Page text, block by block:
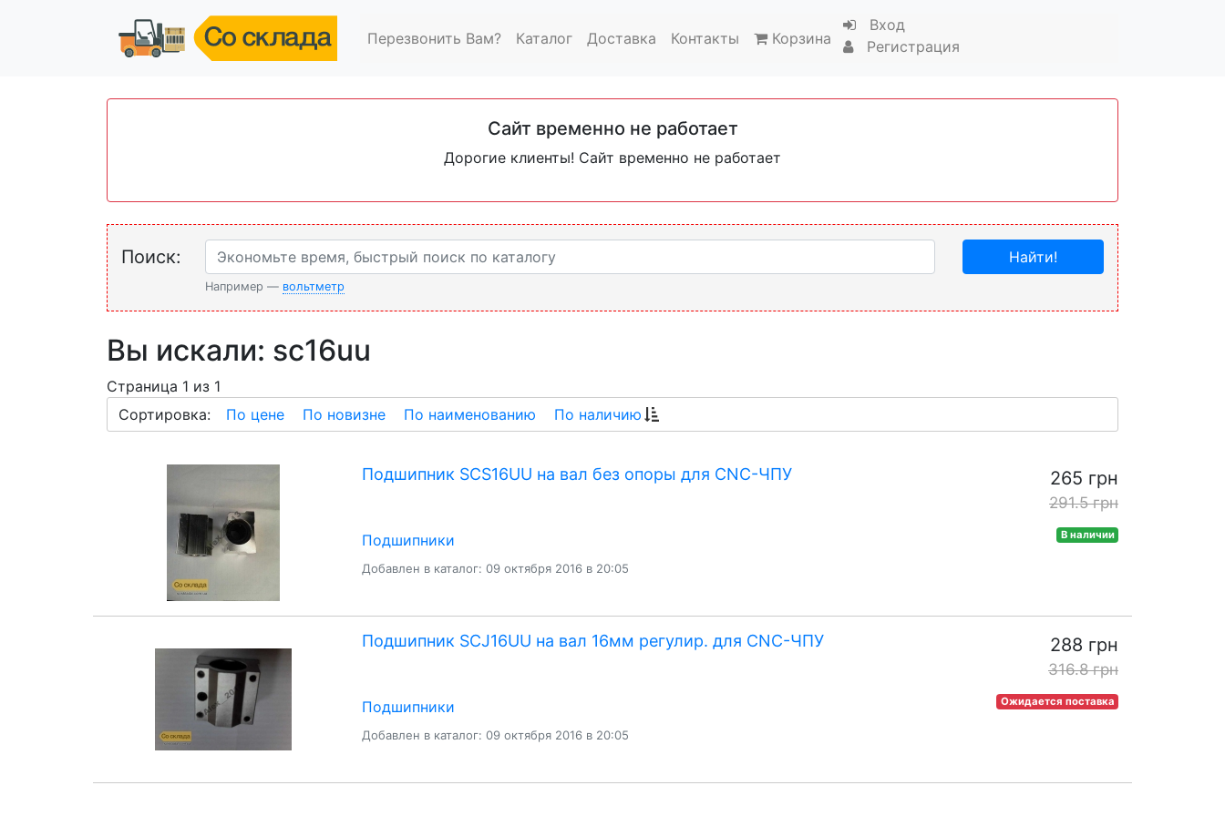
Перезвонить Вам? Каталог Доставка Контакты Корзина
Вход
Регистрация
Сайт временно не работает
Дорогие клиенты! Сайт временно не работает
Поиск:
Например — вольтметр
Найти!
Вы искали: sc16uu
Страница 1 из 1
Сортировка:
По цене По новизне По наименованию По наличию
Подшипник SCS16UU на вал без опоры для CNC-ЧПУ
Подшипники
Добавлен в каталог: 09 октября 2016 в 20:05
265 грн
291.5 грн
В наличии
Подшипник SCJ16UU на вал 16мм регулир. для CNC-ЧПУ
Подшипники
Добавлен в каталог: 09 октября 2016 в 20:05
288 грн
316.8 грн
Ожидается поставка